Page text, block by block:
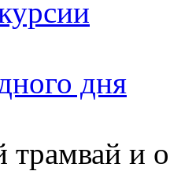
дня
трамвай и